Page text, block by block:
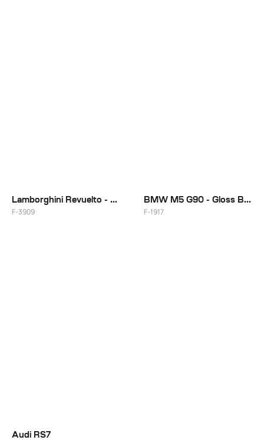
BMW M5 G90 - Gloss Brushed
F-1917
Lamborghini Revuelto - Matte Brushed (обод) + Gloss Cream (центр)
F-3909
Audi RS7